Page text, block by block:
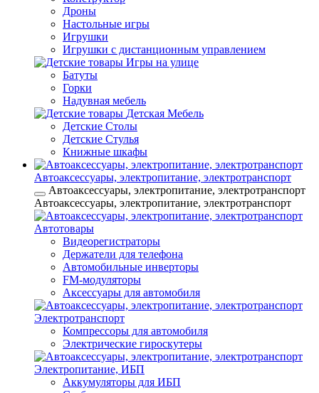
Дроны
Настольные игры
Игрушки
Игрушки c дистанционным управлением
Игры на улице
Батуты
Горки
Надувная мебель
Детская Мебель
Детские Столы
Детские Стулья
Книжные шкафы
Автоаксессуары, электропитание, электротранспорт
Автоаксессуары, электропитание, электротранспорт
Автоаксессуары, электропитание, электротранспорт
Автотовары
Видеорегистраторы
Держатели для телефона
Автомобильные инверторы
FM-модуляторы
Аксессуары для автомобиля
Электротранспорт
Компрессоры для автомобиля
Электрические гироскутеры
Электропитание, ИБП
Аккумуляторы для ИБП